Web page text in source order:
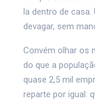
la dentro de
devagar, sem
Convém olhar os
do que a
quase 2,5 mil
reparte por igual: